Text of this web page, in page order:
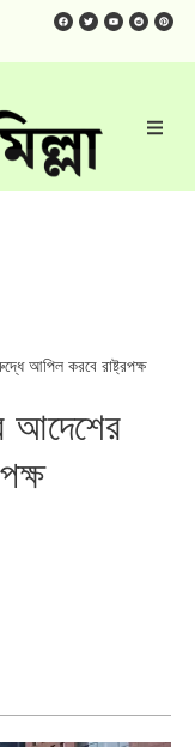
আপিল করবে রাষ্ট্রপক্ষ
আদেশের